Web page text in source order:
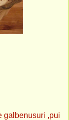
galbenusuri ,pui